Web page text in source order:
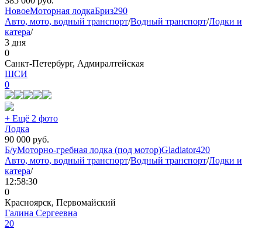
НовоеМоторная лодкаБриз290
Авто, мото, водный транспорт/Водный транспорт/Лодки и
катера/
3 дня
0
Санкт-Петербург, Адмиралтейская
ШСИ
0
+ Ещё 2 фото
Лодка
90 000 руб.
Б/уМоторно-гребная лодка (под мотор)Gladiator420
Авто, мото, водный транспорт/Водный транспорт/Лодки и
катера/
12:58:30
0
Красноярск, Первомайский
Галина Сергеевна
20